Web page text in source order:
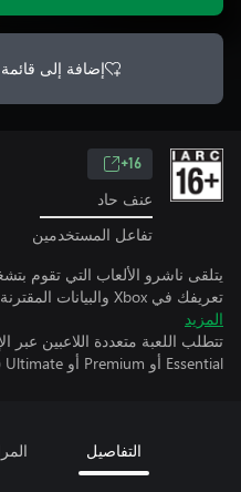
إضافة إلى قائمة
16+
عنف حاد
تفاعل المستخدمين
يتلقى ناشرو الألعاب التي تقوم
تعريفك في Xbox والبيانات المقترنة بينما تمارس الألعاب.
المزيد
Essential أو Premium أو Ultimate (اشتراكات تُباع بشكل منفصل).
التفاصيل